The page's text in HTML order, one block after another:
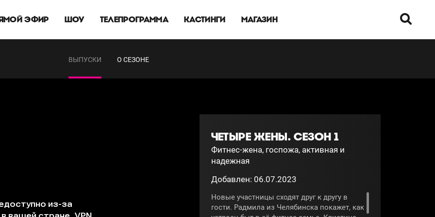
ЭФИР ШОУ ТЕЛЕПРОГРАММА КАСТИНГИ МАГАЗИН
ВЫПУСКИ О СЕЗОНЕ
ЧЕТЫРЕ ЖЕНЫ. СЕЗОН 1
Фитнес-жена, госпожа, активная и
надежная
Добавлен: 06.07.2023
Новые участницы сходят друг к другу в
гости. Радмила из Челябинска покажет, как